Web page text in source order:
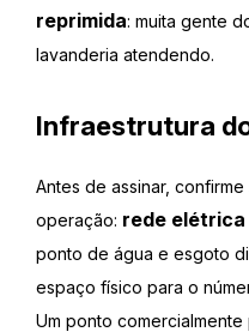
reprimida: muita gente
lavanderia atendendo.
Infraestrutura
Antes de assinar,
operação: rede elétrica
ponto de água e esgoto
espaço físico para o
Um ponto